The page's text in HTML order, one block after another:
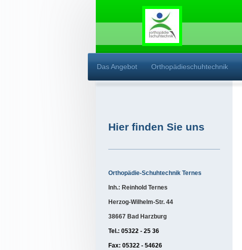
Das Angebot Orthopädieschuhtechnik
Hier finden Sie uns
Orthopädie-Schuhtechnik Ternes
Inh.: Reinhold Ternes
Herzog-Wilhelm-Str. 44
38667 Bad Harzburg
Tel.: 05322 - 25 36
Fax: 05322 - 54626